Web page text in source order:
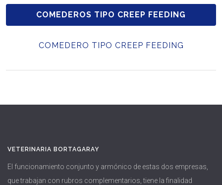
COMEDEROS TIPO CREEP FEEDING
COMEDERO TIPO CREEP FEEDING
VETERINARIA BORTAGARAY
El funcionamiento conjunto y armónico de estas dos empresas,
que trabajan con rubros complementarios, tiene la finalidad